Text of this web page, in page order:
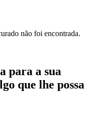
não foi encontrada.
para a sua
que lhe possa